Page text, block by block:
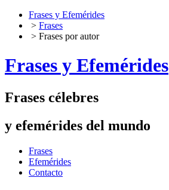
Frases y Efemérides
> Frases
> Frases por autor
Frases y Efemérides
Frases célebres
y efemérides del mundo
Frases
Efemérides
Contacto